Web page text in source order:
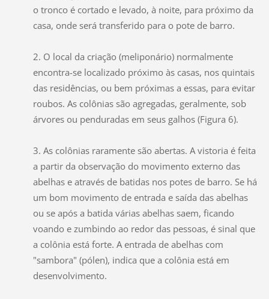
o tronco é cortado e levado, à noite, para próximo da
casa, onde será transferido para o pote de barro.
2. O local da criação (meliponário) normalmente
encontra-se localizado próximo às casas, nos quintais
das residências, ou bem próximas a essas, para evitar
roubos. As colônias são agregadas, geralmente, sob
árvores ou penduradas em seus galhos (Figura 6).
3. As colônias raramente são abertas. A vistoria é feita
a partir da observação do movimento externo das
abelhas e através de batidas nos potes de barro. Se há
um bom movimento de entrada e saída das abelhas
ou se após a batida várias abelhas saem, ficando
voando e zumbindo ao redor das pessoas, é sinal que
a colônia está forte. A entrada de abelhas com
"sambora" (pólen), indica que a colônia está em
desenvolvimento.